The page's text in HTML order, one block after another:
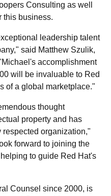
Consulting as well
this business.
leadership talent
said Matthew Szulik,
accomplishment
will be invaluable to Red
of a global marketplace."
thought
property and has
organization,"
forward to joining the
to guide Red Hat's
Counsel since 2000, is